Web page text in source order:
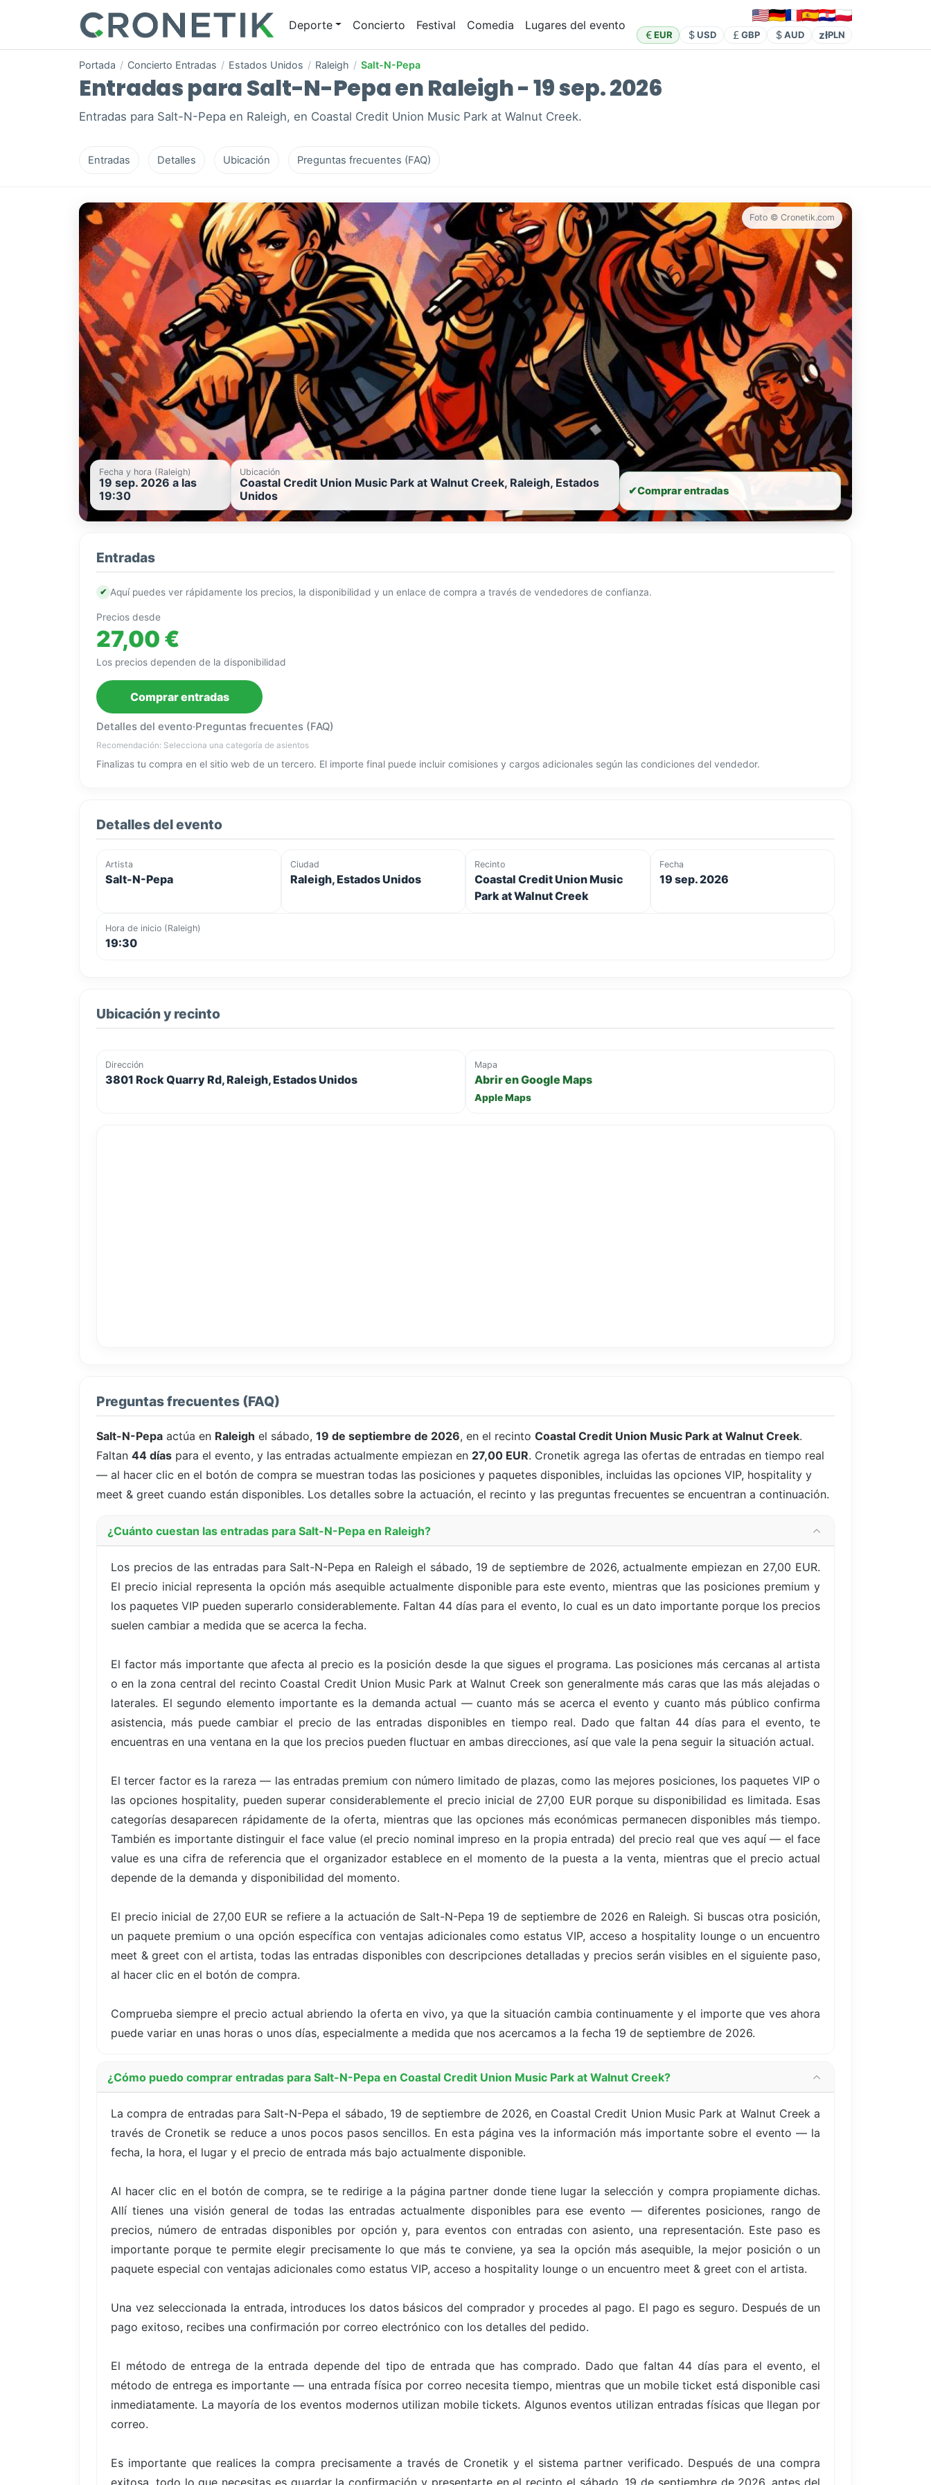
Deporte Concierto Festival Comedia Lugares del evento
EUR USD GBP AUD złPLN
Portada / Concierto Entradas / Estados Unidos / Raleigh / Salt-N-Pepa
Entradas para Salt-N-Pepa en Raleigh - 19 sep. 2026
Entradas para Salt-N-Pepa en Raleigh, en Coastal Credit Union Music Park at Walnut Creek.
Entradas Detalles Ubicación Preguntas frecuentes (FAQ)
Foto © Cronetik.com
Fecha y hora (Raleigh)
19 sep. 2026 a las
19:30
Ubicación
Coastal Credit Union Music Park at Walnut Creek, Raleigh, Estados
Unidos
✔Comprar entradas
Entradas
✔ Aquí puedes ver rápidamente los precios, la disponibilidad y un enlace de compra a través de vendedores de confianza.
Precios desde
27,00 €
Los precios dependen de la disponibilidad
Comprar entradas
Detalles del evento·Preguntas frecuentes (FAQ)
Recomendación: Selecciona una categoría de asientos
Finalizas tu compra en el sitio web de un tercero. El importe final puede incluir comisiones y cargos adicionales según las condiciones del vendedor.
Detalles del evento
Artista
Salt-N-Pepa
Ciudad
Raleigh, Estados Unidos
Recinto
Coastal Credit Union Music
Park at Walnut Creek
Fecha
19 sep. 2026
Hora de inicio (Raleigh)
19:30
Ubicación y recinto
Dirección
3801 Rock Quarry Rd, Raleigh, Estados Unidos
Mapa
Abrir en Google Maps
Apple Maps
Preguntas frecuentes (FAQ)
Salt-N-Pepa actúa en Raleigh el sábado, 19 de septiembre de 2026, en el recinto Coastal Credit Union Music Park at Walnut Creek.
Faltan 44 días para el evento, y las entradas actualmente empiezan en 27,00 EUR. Cronetik agrega las ofertas de entradas en tiempo real
— al hacer clic en el botón de compra se muestran todas las posiciones y paquetes disponibles, incluidas las opciones VIP, hospitality y
meet & greet cuando están disponibles. Los detalles sobre la actuación, el recinto y las preguntas frecuentes se encuentran a continuación.
¿Cuánto cuestan las entradas para Salt-N-Pepa en Raleigh?
Los precios de las entradas para Salt-N-Pepa en Raleigh el sábado, 19 de septiembre de 2026, actualmente empiezan en 27,00 EUR.
El precio inicial representa la opción más asequible actualmente disponible para este evento, mientras que las posiciones premium y
los paquetes VIP pueden superarlo considerablemente. Faltan 44 días para el evento, lo cual es un dato importante porque los precios
suelen cambiar a medida que se acerca la fecha.
El factor más importante que afecta al precio es la posición desde la que sigues el programa. Las posiciones más cercanas al artista
o en la zona central del recinto Coastal Credit Union Music Park at Walnut Creek son generalmente más caras que las más alejadas o
laterales. El segundo elemento importante es la demanda actual — cuanto más se acerca el evento y cuanto más público confirma
asistencia, más puede cambiar el precio de las entradas disponibles en tiempo real. Dado que faltan 44 días para el evento, te
encuentras en una ventana en la que los precios pueden fluctuar en ambas direcciones, así que vale la pena seguir la situación actual.
El tercer factor es la rareza — las entradas premium con número limitado de plazas, como las mejores posiciones, los paquetes VIP o
las opciones hospitality, pueden superar considerablemente el precio inicial de 27,00 EUR porque su disponibilidad es limitada. Esas
categorías desaparecen rápidamente de la oferta, mientras que las opciones más económicas permanecen disponibles más tiempo.
También es importante distinguir el face value (el precio nominal impreso en la propia entrada) del precio real que ves aquí — el face
value es una cifra de referencia que el organizador establece en el momento de la puesta a la venta, mientras que el precio actual
depende de la demanda y disponibilidad del momento.
El precio inicial de 27,00 EUR se refiere a la actuación de Salt-N-Pepa 19 de septiembre de 2026 en Raleigh. Si buscas otra posición,
un paquete premium o una opción específica con ventajas adicionales como estatus VIP, acceso a hospitality lounge o un encuentro
meet & greet con el artista, todas las entradas disponibles con descripciones detalladas y precios serán visibles en el siguiente paso,
al hacer clic en el botón de compra.
Comprueba siempre el precio actual abriendo la oferta en vivo, ya que la situación cambia continuamente y el importe que ves ahora
puede variar en unas horas o unos días, especialmente a medida que nos acercamos a la fecha 19 de septiembre de 2026.
¿Cómo puedo comprar entradas para Salt-N-Pepa en Coastal Credit Union Music Park at Walnut Creek?
La compra de entradas para Salt-N-Pepa el sábado, 19 de septiembre de 2026, en Coastal Credit Union Music Park at Walnut Creek a
través de Cronetik se reduce a unos pocos pasos sencillos. En esta página ves la información más importante sobre el evento — la
fecha, la hora, el lugar y el precio de entrada más bajo actualmente disponible.
Al hacer clic en el botón de compra, se te redirige a la página partner donde tiene lugar la selección y compra propiamente dichas.
Allí tienes una visión general de todas las entradas actualmente disponibles para ese evento — diferentes posiciones, rango de
precios, número de entradas disponibles por opción y, para eventos con entradas con asiento, una representación. Este paso es
importante porque te permite elegir precisamente lo que más te conviene, ya sea la opción más asequible, la mejor posición o un
paquete especial con ventajas adicionales como estatus VIP, acceso a hospitality lounge o un encuentro meet & greet con el artista.
Una vez seleccionada la entrada, introduces los datos básicos del comprador y procedes al pago. El pago es seguro. Después de un
pago exitoso, recibes una confirmación por correo electrónico con los detalles del pedido.
El método de entrega de la entrada depende del tipo de entrada que has comprado. Dado que faltan 44 días para el evento, el
método de entrega es importante — una entrada física por correo necesita tiempo, mientras que un mobile ticket está disponible casi
inmediatamente. La mayoría de los eventos modernos utilizan mobile tickets. Algunos eventos utilizan entradas físicas que llegan por
correo.
Es importante que realices la compra precisamente a través de Cronetik y el sistema partner verificado. Después de una compra